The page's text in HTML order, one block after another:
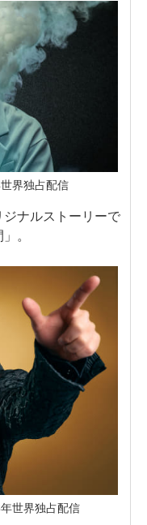
界独占配信
ナルストーリーで
。
世界独占配信